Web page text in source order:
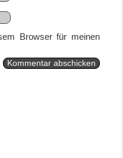
Browser für meinen